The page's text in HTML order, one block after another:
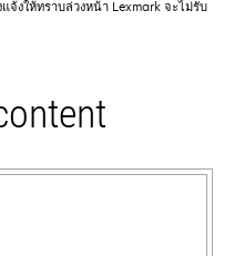
งให้ทราบล่วงหน้า Lexmark จะไม่รับ